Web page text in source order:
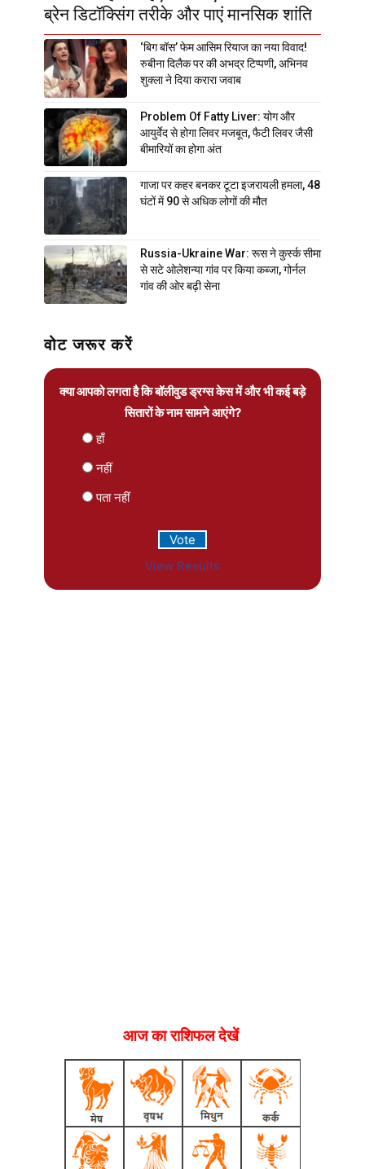
ब्रेन डिटॉक्सिंग तरीके और पाएं मानसिक शांति
‘बिग बॉस’ फेम आसिम रियाज का नया विवाद!
रुबीना दिलैक पर की अभद्र टिप्पणी, अभिनव
शुक्ला ने दिया करारा जवाब
Problem Of Fatty Liver: योग और
आयुर्वेद से होगा लिवर मजबूत, फैटी लिवर जैसी
बीमारियों का होगा अंत
गाजा पर कहर बनकर टूटा इजरायली हमला, 48
घंटों में 90 से अधिक लोगों की मौत
Russia-Ukraine War: रूस ने कुर्स्क सीमा
से सटे ओलेशन्या गांव पर किया कब्जा, गोर्नल
गांव की ओर बढ़ी सेना
वोट जरूर करें
क्या आपको लगता है कि बॉलीवुड ड्रग्स केस में और भी कई बड़े
सितारों के नाम सामने आएंगे?
हाँ
नहीं
पता नहीं
View Results
आज का राशिफल देखें